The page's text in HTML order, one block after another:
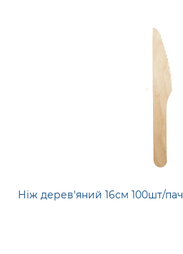
Ніж дерев'яний 16см 100шт/пач